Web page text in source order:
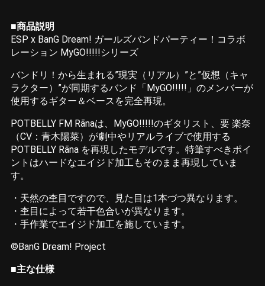
■商品説明
ESP x BanG Dream! ガールズバンドパーティー！コラボ
レーション MyGO!!!!!シリーズ
バンドリ！から生まれる”現実（リアル）”と”仮想（キャ
ラクター）”が同期するバンド「MyGO!!!!!」のメンバーが
使用するギター＆ベースを完全再現。
POTBELLY FM Rānaは、MyGO!!!!!のギタリスト、要 楽奈
（CV：青木陽菜）が劇中やリアルライブで使用する
POTBELLY Rāna を再現したモデルです。特筆すべきポイ
ントはハードなエイジド加工もそのまま再現していま
す。
・天然の杢目ですので、見た目は1本づつ異なります。
・杢目によって若干色合いが異なります。
・手作業でエイジド加工を施しています。
©BanG Dream! Project
■主な仕様